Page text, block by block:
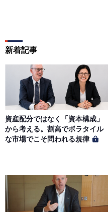
新着記事
資産配分ではなく「資本構成」
から考える。割高でボラタイル
な市場でこそ問われる規律